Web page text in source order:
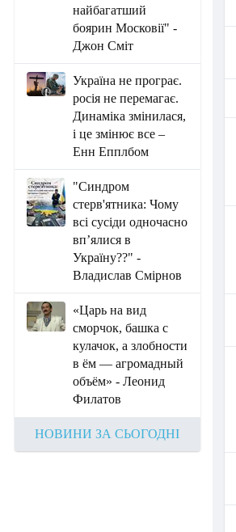
найбагатший
боярин Московії" -
Джон Сміт
Україна не програє.
росія не перемагає.
Динаміка змінилася,
і це змінює все –
Енн Епплбом
"Синдром
стерв'ятника: Чому
всі сусіди одночасно
вп’ялися в
Україну??" -
Владислав Смірнов
«Царь на вид
сморчок, башка с
кулачок, а злобности
в ём — агромадный
объём» - Леонид
Филатов
НОВИНИ ЗА СЬОГОДНІ